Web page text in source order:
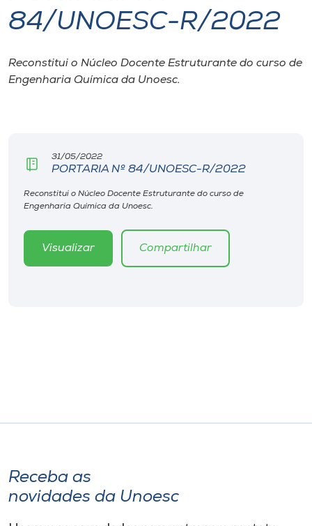
I.nova
Diplomados
CPA
Biblioteca
Editora
84/UNOESC-R/2022
Reconstitui o Núcleo Docente Estruturante do curso de
Engenharia Química da Unoesc.
31/05/2022
PORTARIA Nº 84/UNOESC-R/2022
Reconstitui o Núcleo Docente Estruturante do curso de
Engenharia Química da Unoesc.
Visualizar Compartilhar
Receba as
novidades da Unoesc